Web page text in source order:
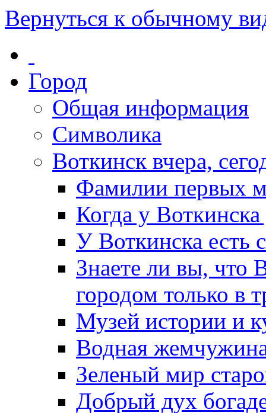
Вернуться к обычному
Город
Общая информация
Символика
Воткинск вчера,
Фамилии первых
Когда у
У Воткинска есть
Знаете ли вы, что
городом только в
Музей истории и
Водная
Зеленый мир
Добрый дух